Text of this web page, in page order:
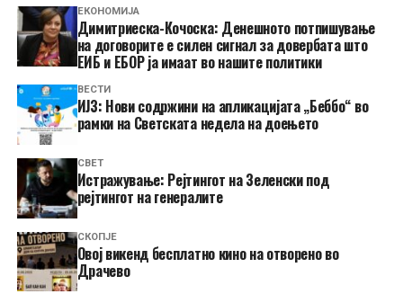
ЕКОНОМИЈА
Димитриеска-Кочоска: Денешното потпишување
на договорите е силен сигнал за довербата што
ЕИБ и ЕБОР ја имаат во нашите политики
ВЕСТИ
ИЈЗ: Нови содржини на апликацијата „Беббо“ во
рамки на Светската недела на доењето
СВЕТ
Истражување: Рејтингот на Зеленски под
рејтингот на генералите
СКОПЈЕ
​Овој викенд бесплатно кино на отворено во
Драчево